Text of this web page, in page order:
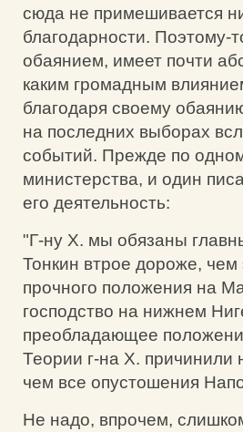
сюда не примешивается
благодарности.
обаянием, имеет почти
каким громадным
благодаря своему
на последних выборах
событий. Прежде по
министерства, и один
его деятельность:
"Г-ну X. мы обязаны
Тонкин втрое дороже,
прочного положения на
господство на нижнем
преобладающее
Теории г-на X.
чем все опустошения
Не надо, впрочем,